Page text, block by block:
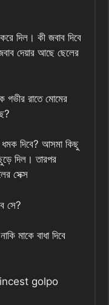
দিল। কী জবাব দিবে
দেয়ার আছে ছেলের
গভীর রাতে মোমের
ধমক দিবে? আসমা কিছু
দিল। তারপর
সেক্স
সে?
মাকে বাধা দিবে
incest golpo